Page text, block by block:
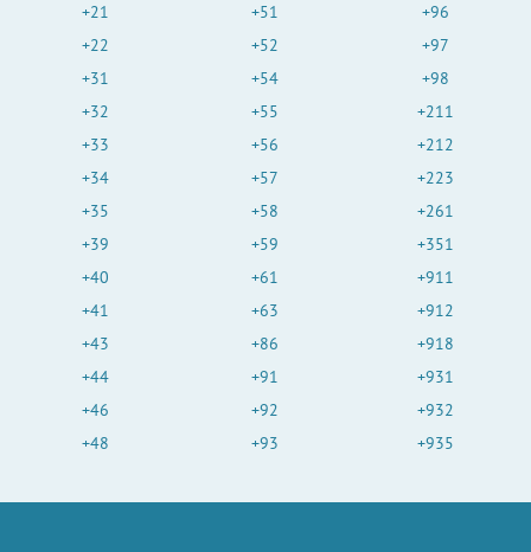
+21
+22
+31
+32
+33
+34
+35
+39
+40
+41
+43
+44
+46
+48
+51
+52
+54
+55
+56
+57
+58
+59
+61
+63
+86
+91
+92
+93
+96
+97
+98
+211
+212
+223
+261
+351
+911
+912
+918
+931
+932
+935